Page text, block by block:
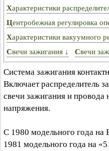
Характеристики
Центробежная регулировка
Характеристики вакуумного
Свечи зажигания ↓
Свечи
Система зажигания
Включает распределитель
свечи зажигания и провода
напряжения.
С 1980 модельного года
1981 модельного года на